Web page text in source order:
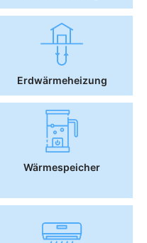
Erdwärmeheizung
Wärmespeicher